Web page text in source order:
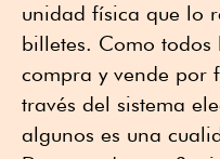
unidad física que lo
billetes. Como todos
compra y vende por
través del sistema
algunos es una